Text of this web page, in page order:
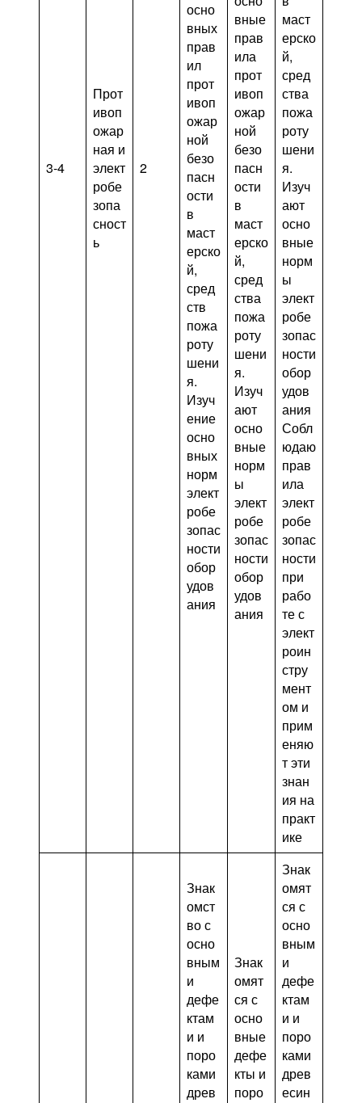
3-4
Прот
ивоп
ожар
ная и
элект
робе
зопа
сност
ь
2
осно
вных
прав
ил
прот
ивоп
ожар
ной
безо
пасн
ости
в
маст
ерско
й,
сред
ств
пожа
роту
шени
я.
Изуч
ение
осно
вных
норм
элект
робе
зопас
ности
обор
удов
ания
вные
прав
ила
прот
ивоп
ожар
ной
безо
пасн
ости
в
маст
ерско
й,
сред
ства
пожа
роту
шени
я.
Изуч
ают
осно
вные
норм
ы
элект
робе
зопас
ности
обор
удов
ания
маст
ерско
й,
сред
ства
пожа
роту
шени
я.
Изуч
ают
осно
вные
норм
ы
элект
робе
зопас
ности
обор
удов
ания
Собл
юдаю
прав
ила
элект
робе
зопас
ности
при
рабо
те с
элект
роин
стру
мент
ом и
прим
еняю
т эти
знан
ия на
практ
ике
Знак
омст
во с
осно
вным
и
дефе
ктам
и и
поро
ками
древ
Знак
омят
ся с
осно
вные
дефе
кты и
поро
Знак
омят
ся с
осно
вным
и
дефе
ктам
и и
поро
ками
древ
есин